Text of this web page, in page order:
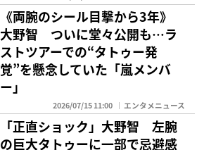
《両腕のシール目撃から3年》
大野智 ついに堂々公開も…ラ
ストツアーでの“タトゥー発
覚”を懸念していた「嵐メンバ
ー」
2026/07/15 11:00 エンタメニュース
「正直ショック」大野智 左腕
の巨大タトゥーに一部で忌避感